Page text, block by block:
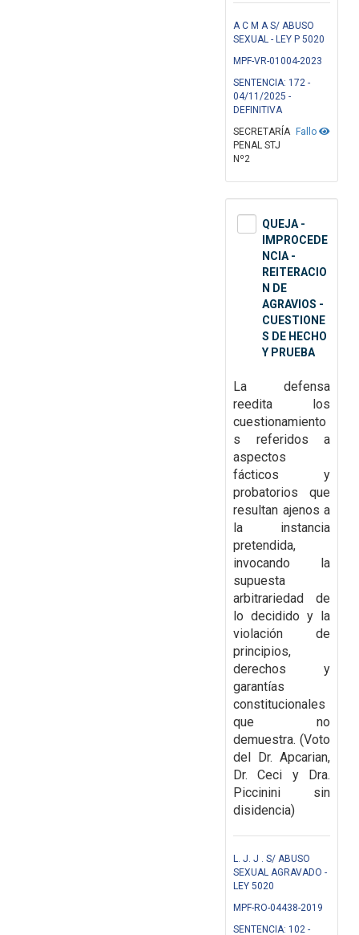
A C M A S/ ABUSO
SEXUAL - LEY P 5020
MPF-VR-01004-2023
SENTENCIA: 172 -
04/11/2025 -
DEFINITIVA
Fallo
SECRETARÍA
PENAL STJ
Nº2
QUEJA -
IMPROCEDE
NCIA -
REITERACIO
N DE
AGRAVIOS -
CUESTIONE
S DE HECHO
Y PRUEBA
La defensa
reedita los
cuestionamiento
s referidos a
aspectos
fácticos y
probatorios que
resultan ajenos a
la instancia
pretendida,
invocando la
supuesta
arbitrariedad de
lo decidido y la
violación de
principios,
derechos y
garantías
constitucionales
que no
demuestra. (Voto
del Dr. Apcarian,
Dr. Ceci y Dra.
Piccinini sin
disidencia)
L. J. J . S/ ABUSO
SEXUAL AGRAVADO -
LEY 5020
MPF-RO-04438-2019
SENTENCIA: 102 -